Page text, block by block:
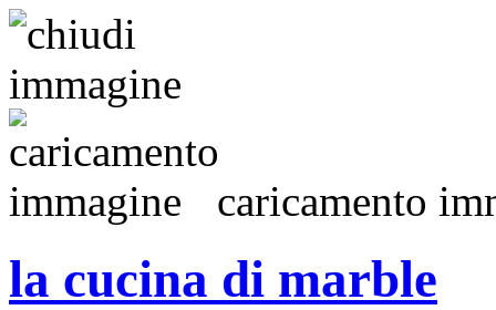
caricamento
la cucina di marble